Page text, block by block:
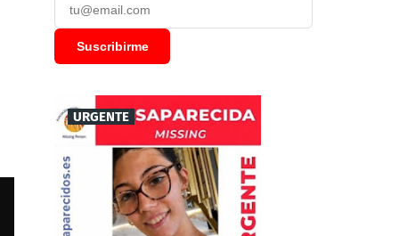
Suscribirme
URGENTE